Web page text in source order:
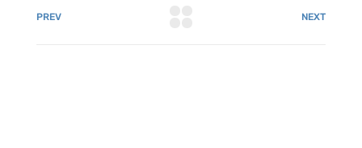
PREV NEXT